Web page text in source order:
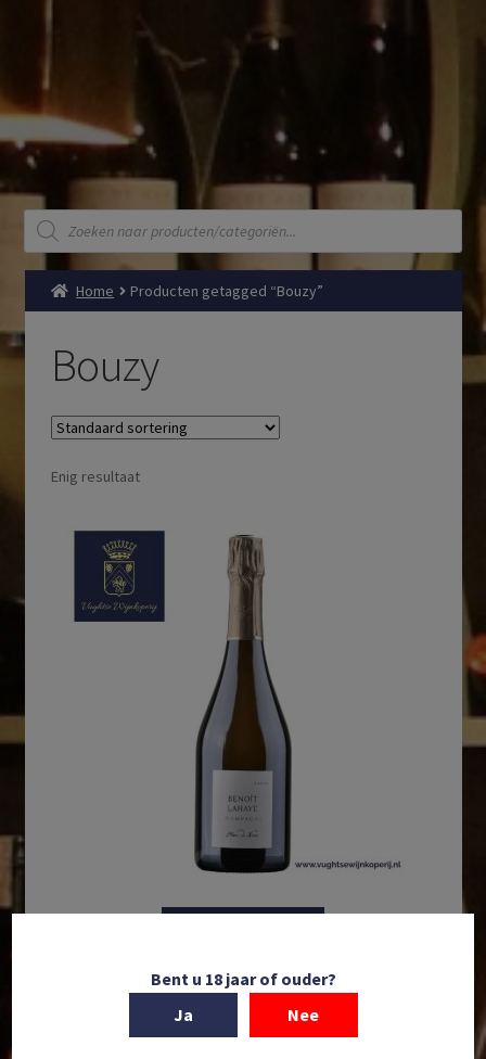
Producten
zoeken
Home Producten getagged “Bouzy”
Bouzy
Enig resultaat
Benoît Lahaye | Blanc de Noirs | Extra Brut | Bouzy |
Bent u 18 jaar of ouder?
Ja
Nee